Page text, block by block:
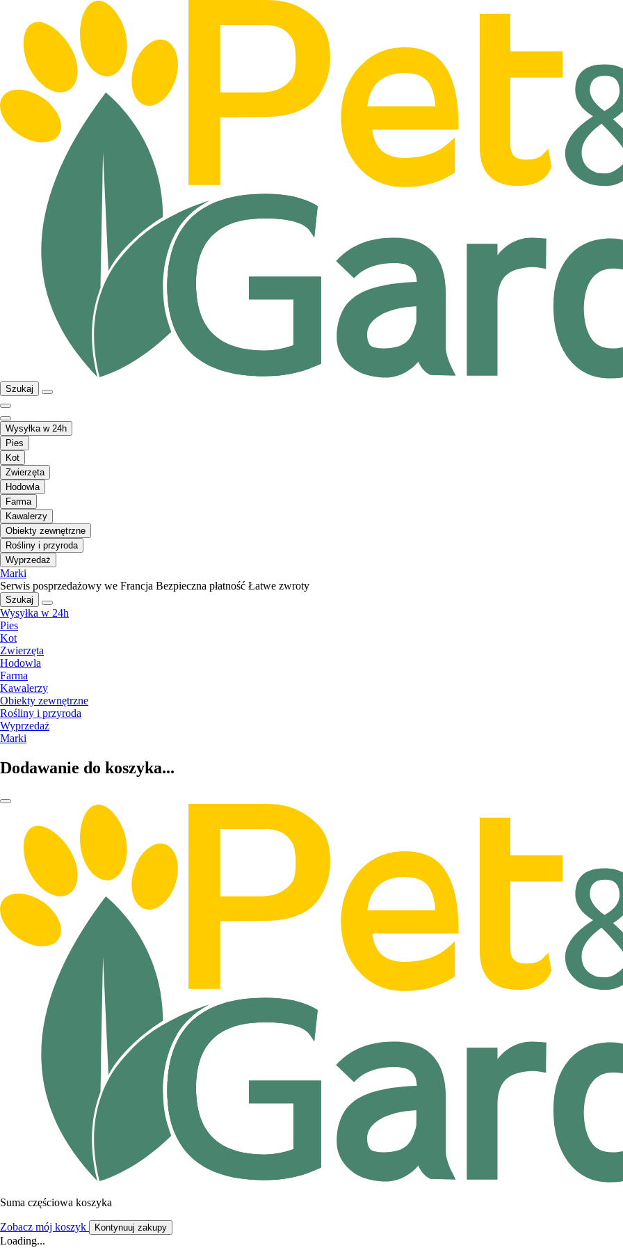
Szukaj
Wysyłka w 24h
Pies
Kot
Zwierzęta
Hodowla
Farma
Kawalerzy
Obiekty zewnętrzne
Rośliny i przyroda
Wyprzedaż
Marki
Serwis posprzedażowy we Francja Bezpieczna płatność Łatwe zwroty
Szukaj
Wysyłka w 24h
Pies
Kot
Zwierzęta
Hodowla
Farma
Kawalerzy
Obiekty zewnętrzne
Rośliny i przyroda
Wyprzedaż
Marki
Dodawanie do koszyka...
Suma częściowa koszyka
Zobacz mój koszyk Kontynuuj zakupy
Loading...